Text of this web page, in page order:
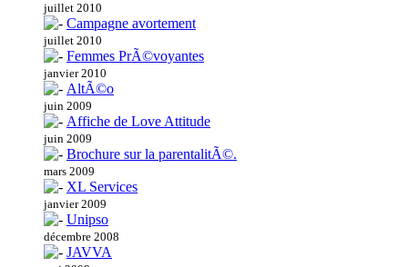
juillet 2010
Campagne avortement
juillet 2010
Femmes PrÃ©voyantes
janvier 2010
AltÃ©o
juin 2009
Affiche de Love Attitude
juin 2009
Brochure sur la parentalitÃ©.
mars 2009
XL Services
janvier 2009
Unipso
décembre 2008
JAVVA